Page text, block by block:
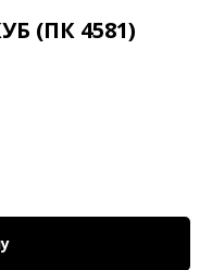
(ПК 4581)